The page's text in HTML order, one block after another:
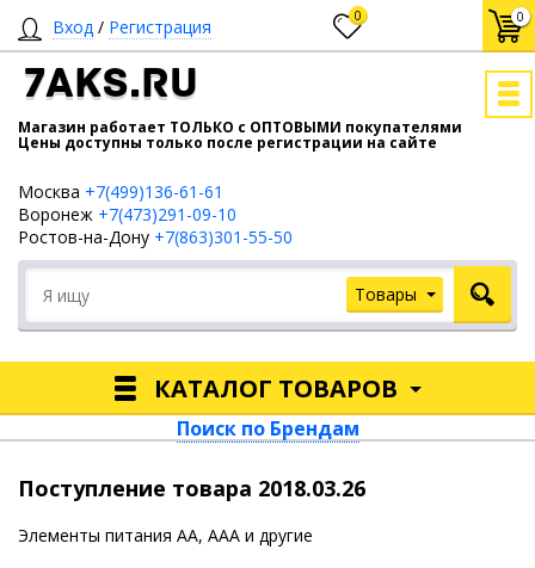
Вход / Регистрация 0 0
7AKS.RU
Магазин работает ТОЛЬКО с ОПТОВЫМИ покупателями
Цены доступны только после регистрации на сайте
Москва +7(499)136-61-61
Воронеж +7(473)291-09-10
Ростов-на-Дону +7(863)301-55-50
Товары
КАТАЛОГ ТОВАРОВ
Поиск по Брендам
Поступление товара 2018.03.26
Элементы питания AA, AAA и другие